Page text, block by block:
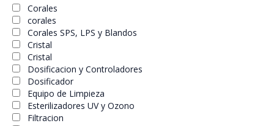
Corales
corales
Corales SPS, LPS y Blandos
Cristal
Cristal
Dosificacion y Controladores
Dosificador
Equipo de Limpieza
Esterilizadores UV y Ozono
Filtracion